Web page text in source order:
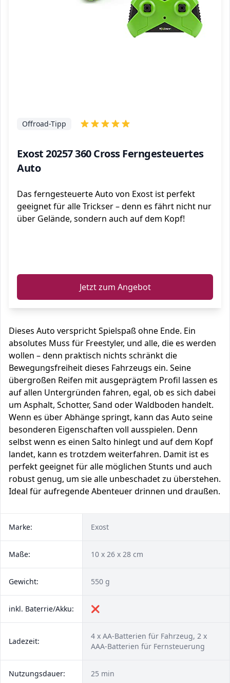
Exost 20257 360 Cross Ferngesteuertes
Auto
Offroad-Tipp
Das ferngesteuerte Auto von Exost ist perfekt
geeignet für alle Trickser – denn es fährt nicht nur
über Gelände, sondern auch auf dem Kopf!
Jetzt zum Angebot
Dieses Auto verspricht Spielspaß ohne Ende. Ein
absolutes Muss für Freestyler, und alle, die es werden
wollen – denn praktisch nichts schränkt die
Bewegungsfreiheit dieses Fahrzeugs ein. Seine
übergroßen Reifen mit ausgeprägtem Profil lassen es
auf allen Untergründen fahren, egal, ob es sich dabei
um Asphalt, Schotter, Sand oder Waldboden handelt.
Wenn es über Abhänge springt, kann das Auto seine
besonderen Eigenschaften voll ausspielen. Denn
selbst wenn es einen Salto hinlegt und auf dem Kopf
landet, kann es trotzdem weiterfahren. Damit ist es
perfekt geeignet für alle möglichen Stunts und auch
robust genug, um sie alle unbeschadet zu überstehen.
Ideal für aufregende Abenteuer drinnen und draußen.
Marke: Exost
Maße: ‎10 x 26 x 28 cm
Gewicht: 550 g
inkl. Baterrie/Akku: ❌
Ladezeit:
4 x AA-Batterien für Fahrzeug, 2 x
AAA-Batterien für Fernsteuerung
Nutzungsdauer: 25 min